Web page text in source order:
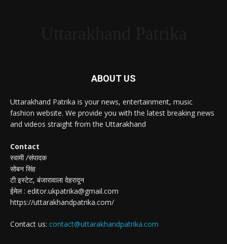
ABOUT US
Uttarakhand Patrika is your news, entertainment, music
fashion website. We provide you with the latest breaking news
and videos straight from the Uttarakhand
Contact
स्वामी /संपादक
सोबन सिंह
टी इस्टेट, बंजारावाला देहरादून
ईमेल : editor.ukpatrika@gmail.com
https://uttarakhandpatrika.com/
Contact us: contact@uttarakhandpatrika.com